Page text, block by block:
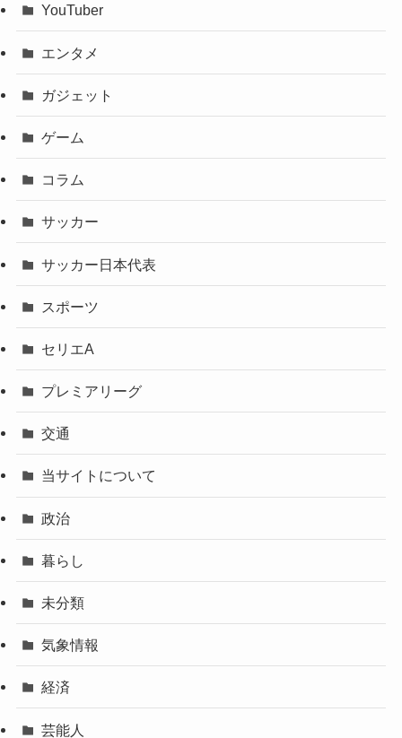
YouTuber
エンタメ
ガジェット
ゲーム
コラム
サッカー
サッカー日本代表
スポーツ
セリエA
プレミアリーグ
交通
当サイトについて
政治
暮らし
未分類
気象情報
経済
芸能人